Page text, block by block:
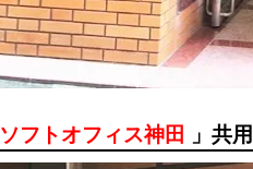
ソフトオフィス神田 」共